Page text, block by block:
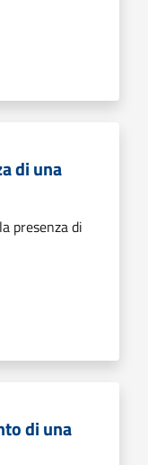
di una
presenza di
di una